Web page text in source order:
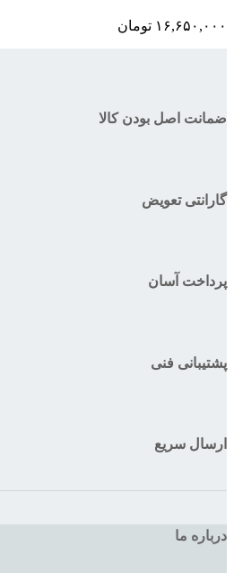
۱۶,۶۵۰,۰۰۰ تومان
ضمانت اصل بودن کالا
گارانتی تعویض
پرداخت آسان
پشتیبانی فنی
ارسال سریع
درباره ما